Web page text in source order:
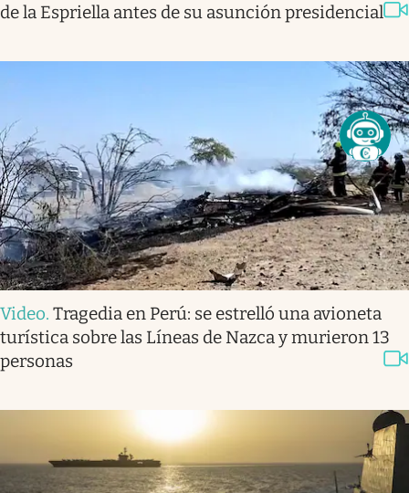
de la Espriella antes de su asunción presidencial
Video. Tragedia en Perú: se estrelló una avioneta
turística sobre las Líneas de Nazca y murieron 13
personas